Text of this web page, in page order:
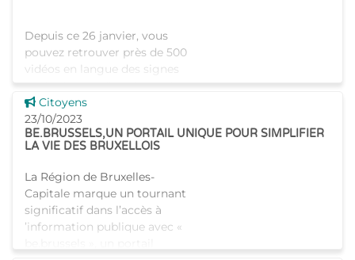
Depuis ce 26 janvier, vous
pouvez retrouver près de 500
vidéos en langue des signes
sur le site handicap.brussels.
Ces vidéos ont pour objectif de
permettre aux personnes
sourdes et malentendantes
Voir cette news
Citoyens
23/10/2023
BE.BRUSSELS,UN PORTAIL UNIQUE POUR SIMPLIFIER
LA VIE DES BRUXELLOIS
La Région de Bruxelles-
Capitale marque un tournant
significatif dans l’accès à
’information publique avec «